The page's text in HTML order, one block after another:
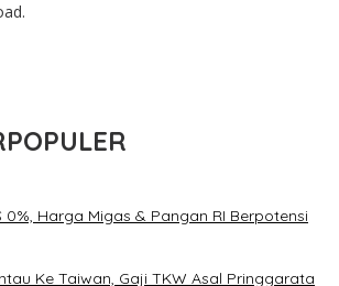
0%, Harga Migas & Pangan RI Berpotensi
Ke Taiwan, Gaji TKW Asal Pringgarata